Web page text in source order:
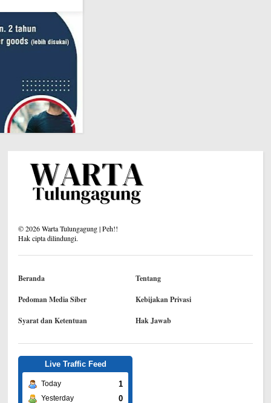
©2026Warta Tulungagung | Peh!!
Hak cipta dilindungi.
Beranda Tentang
Pedoman Media Siber Kebijakan Privasi
Syarat dan Ketentuan Hak Jawab
Live Traffic Feed
Today 1
Yesterday 0